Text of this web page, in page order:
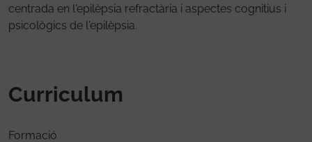
centrada en l'epilèpsia refractària i aspectes cognitius i
psicològics de l'epilèpsia.
Curriculum
Formació